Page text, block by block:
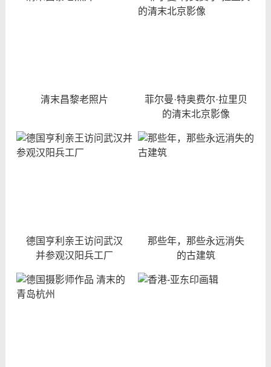
清末昌黎老照片
菲尔曼·特奥费尔·拉里贝
的清末北京影像
德国亨利亲王访问武汉
并参观汉阳兵工厂
那些年，那些永远消失
的古建筑